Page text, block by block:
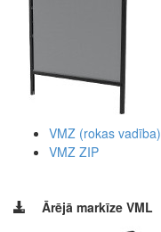
VMZ (rokas vadība)
VMZ ZIP
Ārējā markīze VML